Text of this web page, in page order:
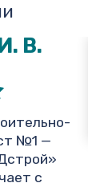
В.
№1 —
с